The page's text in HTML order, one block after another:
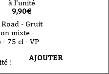
à l'unité
9,90€
- Gruit
mixte -
- 75 cl - VP
! AJOUTER